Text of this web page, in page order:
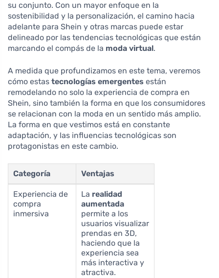
su conjunto. Con un mayor enfoque en la
sostenibilidad y la personalización, el camino hacia
adelante para Shein y otras marcas puede estar
delineado por las tendencias tecnológicas que están
marcando el compás de la moda virtual.
A medida que profundizamos en este tema, veremos
cómo estas tecnologías emergentes están
remodelando no solo la experiencia de compra en
Shein, sino también la forma en que los consumidores
se relacionan con la moda en un sentido más amplio.
La forma en que vestimos está en constante
adaptación, y las influencias tecnológicas son
protagonistas en este cambio.
Categoría Ventajas
Experiencia de
compra
inmersiva
La realidad
aumentada
permite a los
usuarios visualizar
prendas en 3D,
haciendo que la
experiencia sea
más interactiva y
atractiva.